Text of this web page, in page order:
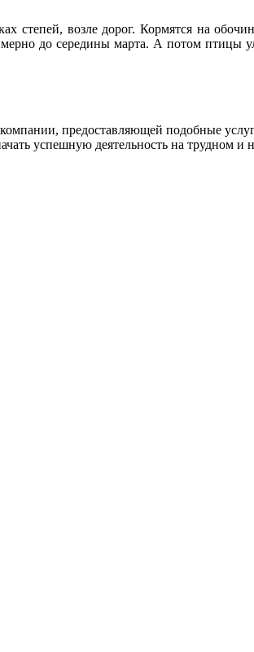
степей, возле дорог. Кормятся на
до середины марта. А потом птицы
предоставляющей подобные
успешную деятельность на трудном